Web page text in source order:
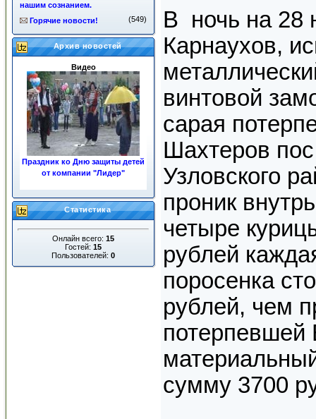
нашим сознанием.
Горячие новости! (549)
Архив новостей
Видео
Праздник ко Дню защиты детей
от компании "Лидер"
Статистика
Онлайн всего: 15
Гостей: 15
Пользователей: 0
В ночь на 28
Карнаухов,
винтовой
сарая
Шахтеров
Узловского
проник
четыре
рублей
поросенка
рублей, чем
потерпевшей
сумму 3700